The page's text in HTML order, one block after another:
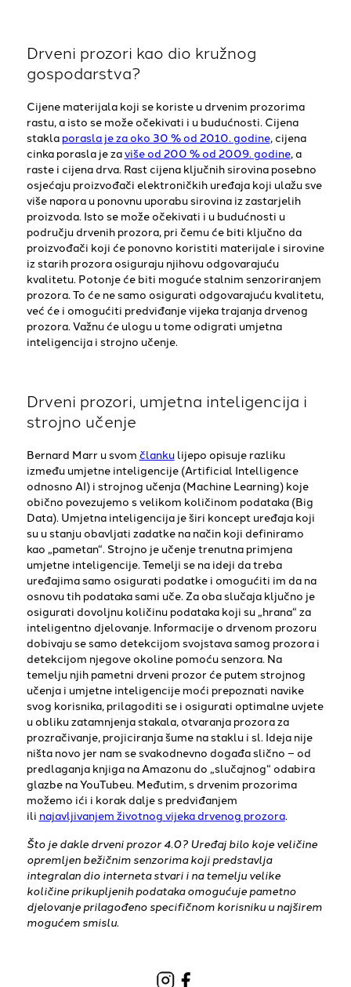
Drveni prozori kao dio kružnog
gospodarstva?
Cijene materijala koji se koriste u drvenim prozorima
rastu, a isto se može očekivati i u budućnosti. Cijena
stakla porasla je za oko 30 % od 2010. godine, cijena
cinka porasla je zaviše od 200 % od 2009. godine, a
raste i cijena drva. Rast cijena ključnih sirovina posebno
osjećaju proizvođači elektroničkih uređaja koji ulažu sve
više napora u ponovnu uporabu sirovina iz zastarjelih
proizvoda. Isto se može očekivati i u budućnosti u
području drvenih prozora, pri čemu će biti ključno da
proizvođači koji će ponovno koristiti materijale i sirovine
iz starih prozora osiguraju njihovu odgovarajuću
kvalitetu. Potonje će biti moguće stalnim senzoriranjem
prozora. To će ne samo osigurati odgovarajuću kvalitetu,
već će i omogućiti predviđanje vijeka trajanja drvenog
prozora. Važnu će ulogu u tome odigrati umjetna
inteligencija i strojno učenje.
Drveni prozori, umjetna inteligencija i
strojno učenje
Bernard Marr u svom člankulijepo opisuje razliku
između umjetne inteligencije (Artificial Intelligence
odnosno AI) i strojnog učenja (Machine Learning) koje
obično povezujemo s velikom količinom podataka (Big
Data). Umjetna inteligencija je širi koncept uređaja koji
su u stanju obavljati zadatke na način koji definiramo
kao „pametan“. Strojno je učenje trenutna primjena
umjetne inteligencije. Temelji se na ideji da treba
uređajima samo osigurati podatke i omogućiti im da na
osnovu tih podataka sami uče. Za oba slučaja ključno je
osigurati dovoljnu količinu podataka koji su „hrana“ za
inteligentno djelovanje. Informacije o drvenom prozoru
dobivaju se samo detekcijom svojstava samog prozora i
detekcijom njegove okoline pomoću senzora. Na
temelju njih pametni drveni prozor će putem strojnog
učenja i umjetne inteligencije moći prepoznati navike
svog korisnika, prilagoditi se i osigurati optimalne uvjete
u obliku zatamnjenja stakala, otvaranja prozora za
prozračivanje, projiciranja šume na staklu i sl. Ideja nije
ništa novo jer nam se svakodnevno događa slično – od
predlaganja knjiga na Amazonu do „slučajnog“ odabira
glazbe na YouTubeu. Međutim, s drvenim prozorima
možemo ići i korak dalje s predviđanjem
ili najavljivanjem životnog vijeka drvenog prozora.
Što je dakle drveni prozor 4.0? Uređaj bilo koje veličine
opremljen bežičnim senzorima koji predstavlja
integralan dio interneta stvari i na temelju velike
količine prikupljenih podataka omogućuje pametno
djelovanje prilagođeno specifičnom korisniku u najširem
mogućem smislu.